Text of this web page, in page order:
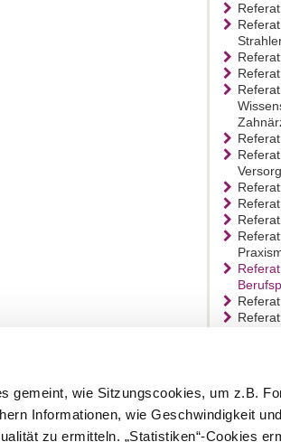
gemeint, wie Sitzungscookies, um z.B.
Informationen, wie Geschwindigkeit und
zu ermitteln. „Statistiken“-Cookies